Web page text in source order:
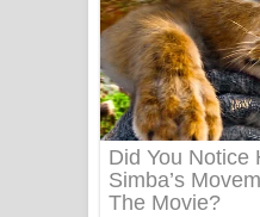
පද පෙළ
Tharu
යායේ
Ow Man